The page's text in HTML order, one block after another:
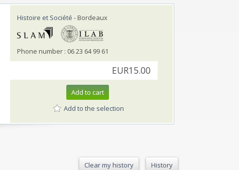
Histoire et Société - Bordeaux
Phone number : 06 23 64 99 61
EUR15.00
Add to cart
Add to the selection
Clear my history History